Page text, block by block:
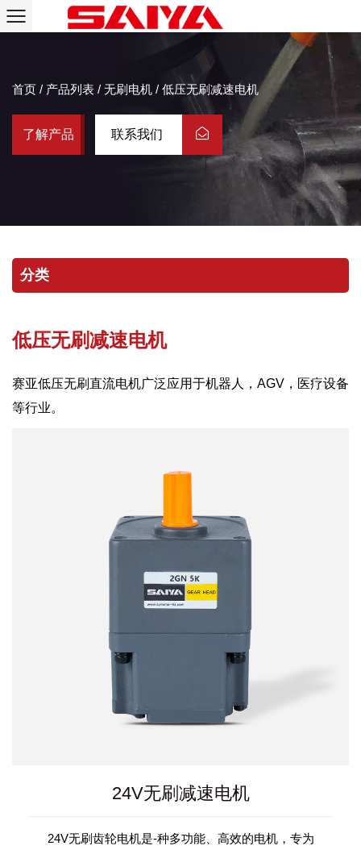
首页 / 产品列表 / 无刷电机 / 低压无刷减速电机
了解产品 联系我们
分类
低压无刷减速电机
赛亚低压无刷直流电机广泛应用于机器人，AGV，医疗设备
等行业。
24V无刷减速电机
24V无刷齿轮电机是-种多功能、高效的电机，专为